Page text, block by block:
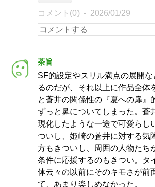
コメント(0) 2026/01/29
茶旨
SF的設定やスリル満点の展開
るのだが、それ以上に作品全体
と蒼井の関係性の『夏への扉』
ずっと鼻についてしまった。蒼
現化したような一途で可愛らし
ついし、姫崎の蒼井に対する気
方もきついし、周囲の人物たち
条件に応援するのもきつい。タ
体云々の以前にそのキモさが前
て、あまり楽しめなかった。